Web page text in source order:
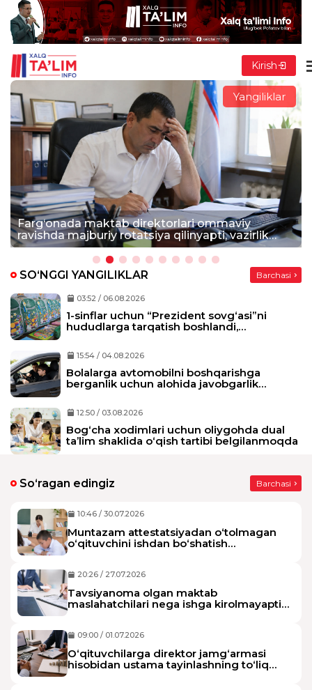
Kirish
Yangiliklar
Farg‘onada maktab direktorlari ommaviy
ravishda majburiy rotatsiya qilinyapti, vazirlik
bundan xabardormi?
SO‘NGGI YANGILIKLAR Barchasi
03:52 / 06.08.2026
1-sinflar uchun “Prezident sovg‘asi”ni
hududlarga tarqatish boshlandi,
15:54 / 04.08.2026
Bolalarga avtomobilni boshqarishga
berganlik uchun alohida javobgarlik
12:50 / 03.08.2026
Bog‘cha xodimlari uchun oliygohda dual
ta’lim shaklida o‘qish tartibi belgilanmoqda
So‘ragan edingiz Barchasi
Muntazam attestatsiyadan o‘tolmagan
o‘qituvchini ishdan bo‘shatish
10:46 / 30.07.2026
Tavsiyanoma olgan maktab
maslahatchilari nega ishga kirolmayapti?
20:26 / 27.07.2026
O‘qituvchilarga direktor jamg‘armasi
hisobidan ustama tayinlashning to‘liq
09:00 / 01.07.2026